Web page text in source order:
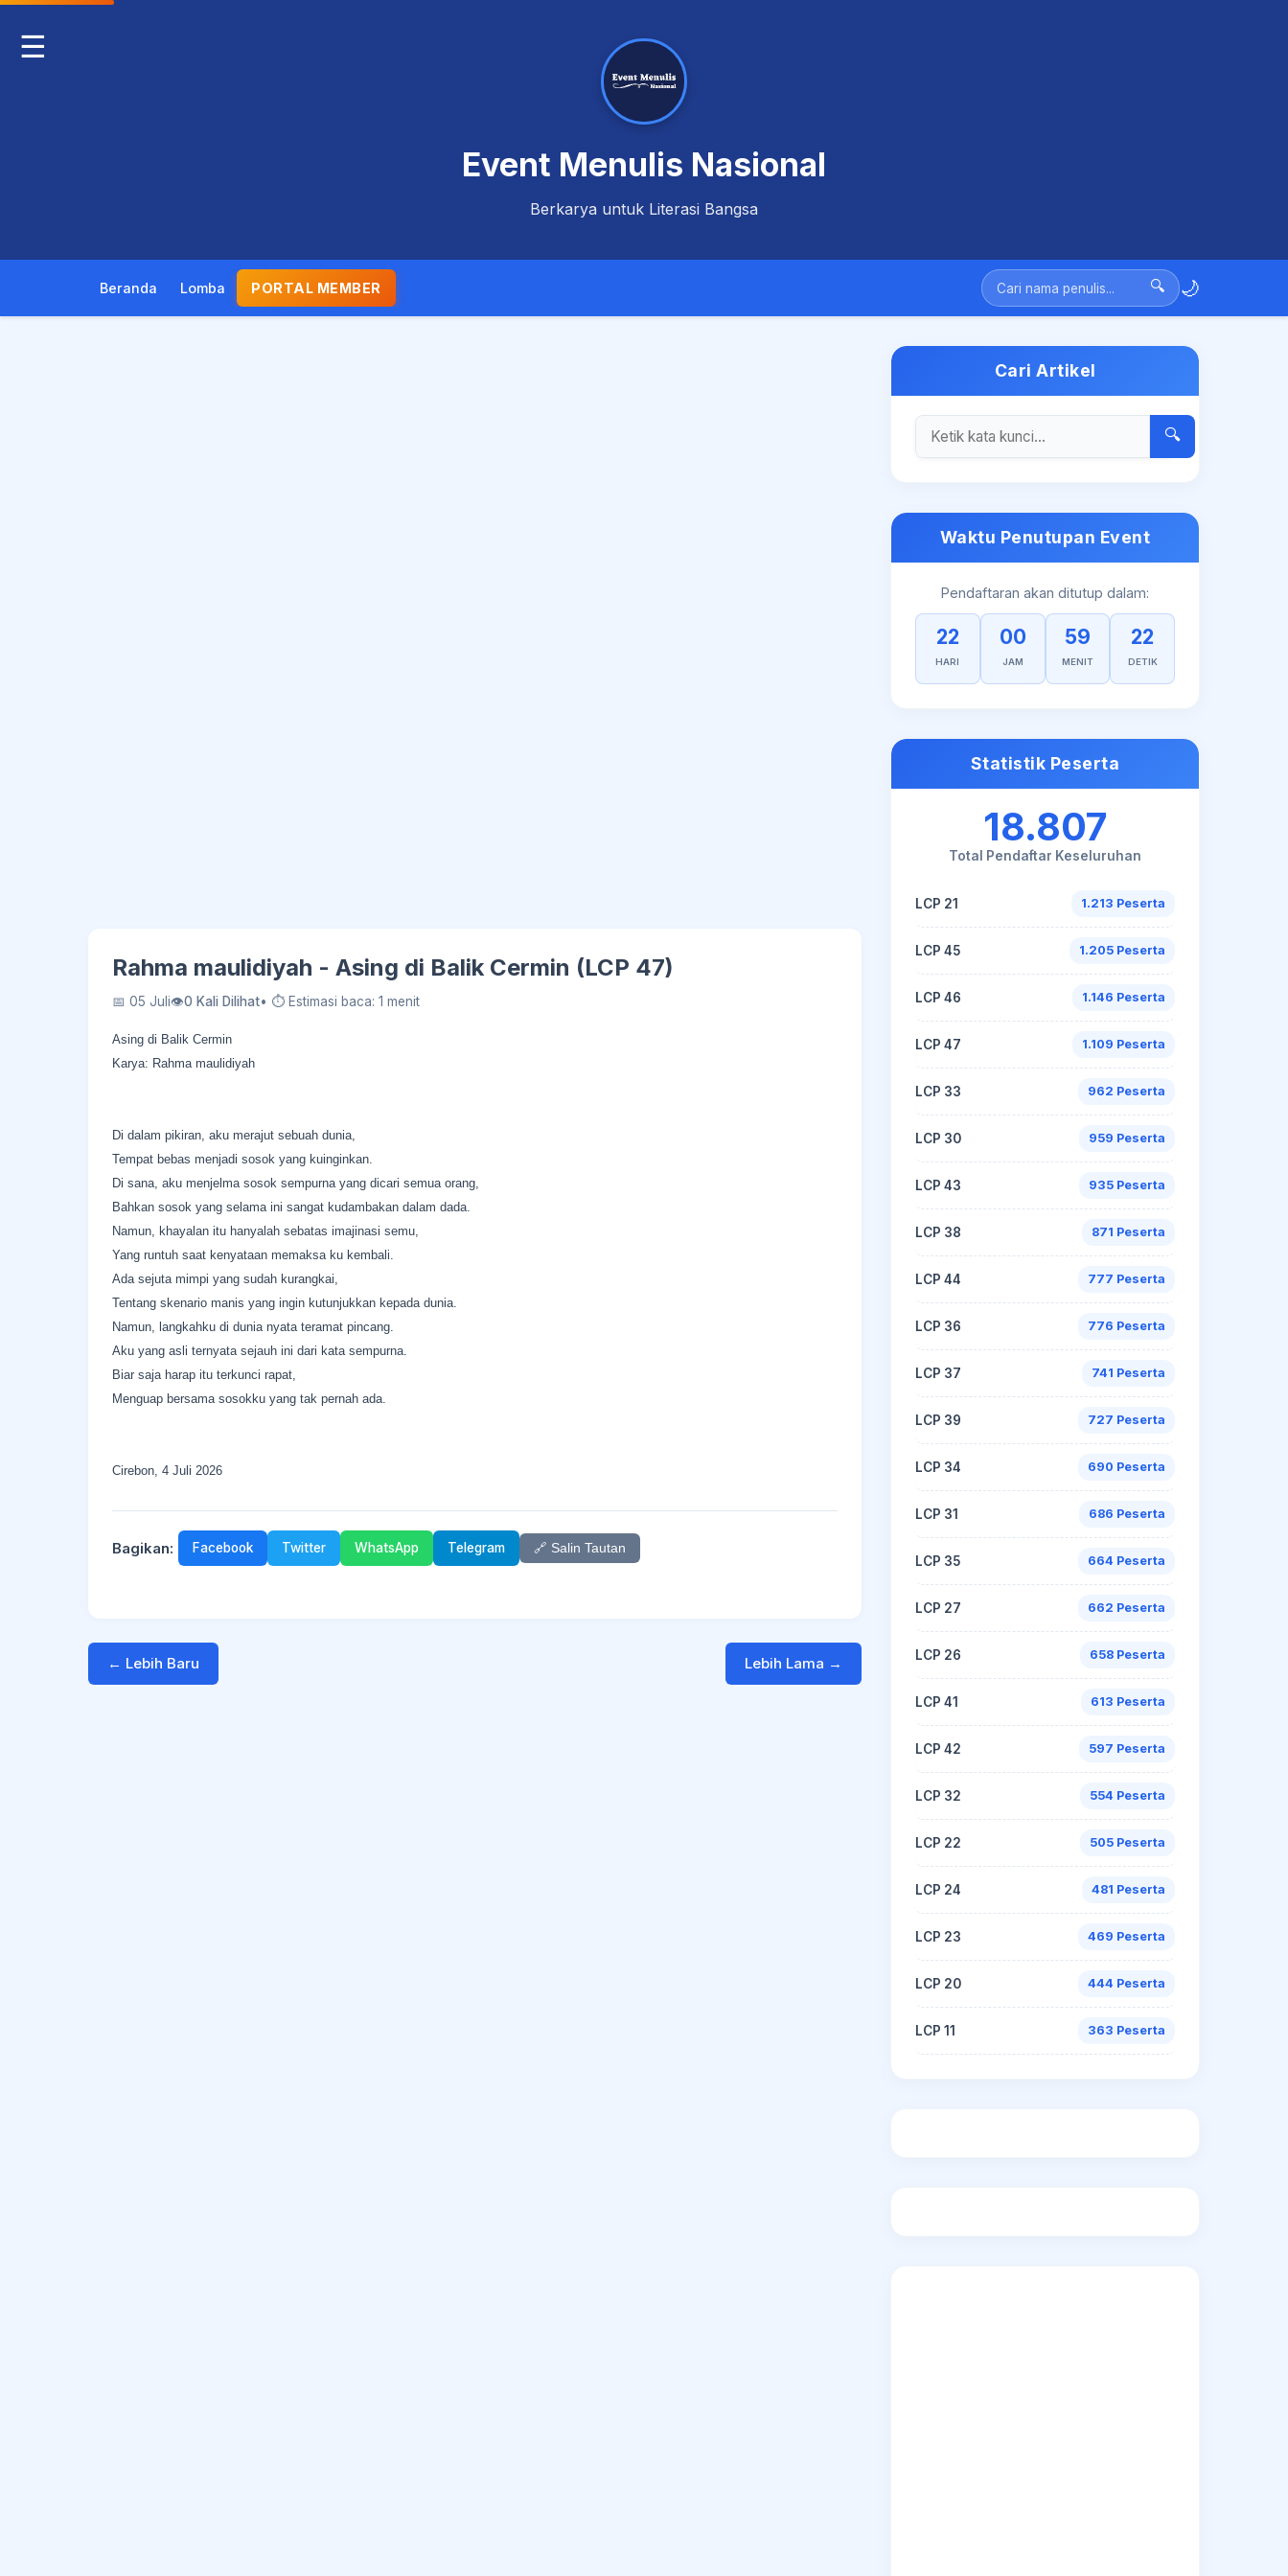
☰
Event Menulis Nasional
Berkarya untuk Literasi Bangsa
Beranda Lomba PORTAL MEMBER 🔍 🌙
Rahma maulidiyah - Asing di Balik Cermin (LCP 47)
📅 05 Juli👁0 Kali Dilihat• ⏱ Estimasi baca: 1 menit
Asing di Balik Cermin
Karya: Rahma maulidiyah
Di dalam pikiran, aku merajut sebuah dunia,
Tempat bebas menjadi sosok yang kuinginkan.
Di sana, aku menjelma sosok sempurna yang dicari semua orang,
Bahkan sosok yang selama ini sangat kudambakan dalam dada.
Namun, khayalan itu hanyalah sebatas imajinasi semu,
Yang runtuh saat kenyataan memaksa ku kembali.
Ada sejuta mimpi yang sudah kurangkai,
Tentang skenario manis yang ingin kutunjukkan kepada dunia.
Namun, langkahku di dunia nyata teramat pincang.
Aku yang asli ternyata sejauh ini dari kata sempurna.
Biar saja harap itu terkunci rapat,
Menguap bersama sosokku yang tak pernah ada.
Cirebon, 4 Juli 2026
Bagikan: Facebook Twitter WhatsApp Telegram 🔗 Salin Tautan
← Lebih Baru Lebih Lama →
Cari Artikel
🔍
Waktu Penutupan Event
Pendaftaran akan ditutup dalam:
22
HARI
00
JAM
59
MENIT
22
DETIK
Statistik Peserta
18.807
Total Pendaftar Keseluruhan
LCP 21 1.213 Peserta
LCP 45 1.205 Peserta
LCP 46 1.146 Peserta
LCP 47 1.109 Peserta
LCP 33 962 Peserta
LCP 30 959 Peserta
LCP 43 935 Peserta
LCP 38 871 Peserta
LCP 44 777 Peserta
LCP 36 776 Peserta
LCP 37 741 Peserta
LCP 39 727 Peserta
LCP 34 690 Peserta
LCP 31 686 Peserta
LCP 35 664 Peserta
LCP 27 662 Peserta
LCP 26 658 Peserta
LCP 41 613 Peserta
LCP 42 597 Peserta
LCP 32 554 Peserta
LCP 22 505 Peserta
LCP 24 481 Peserta
LCP 23 469 Peserta
LCP 20 444 Peserta
LCP 11 363 Peserta